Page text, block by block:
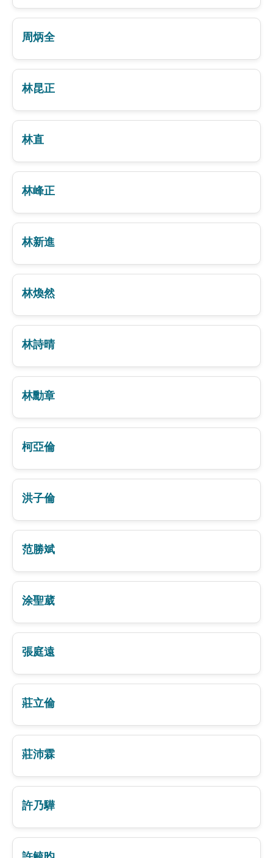
周炳全
林昆正
林直
林峰正
林新進
林煥然
林詩晴
林勳章
柯亞倫
洪子倫
范勝斌
涂聖葳
張庭遠
莊立倫
莊沛霖
許乃驊